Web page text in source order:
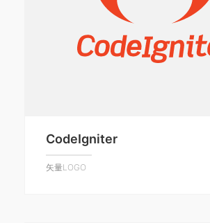
CodeIgniter
矢量LOGO